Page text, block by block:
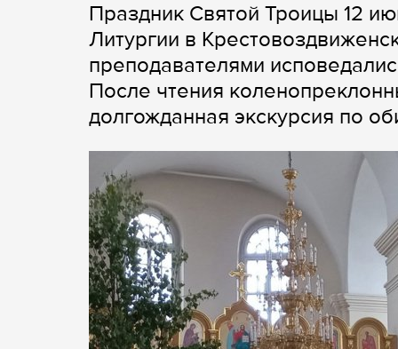
Праздник Святой Троицы 12
Литургии в
преподавателями
После чтения
долгожданная экскурсия по